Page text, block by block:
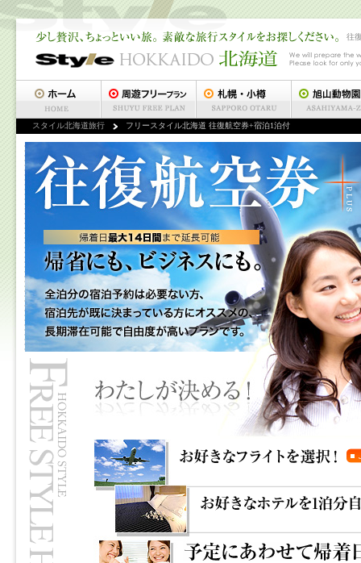
往
スタイル北海道旅行 フリースタイル北海道 往復航空券+宿泊1泊付